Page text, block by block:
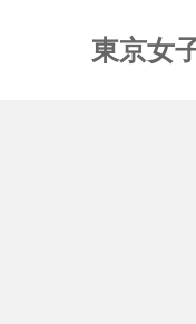
東京女